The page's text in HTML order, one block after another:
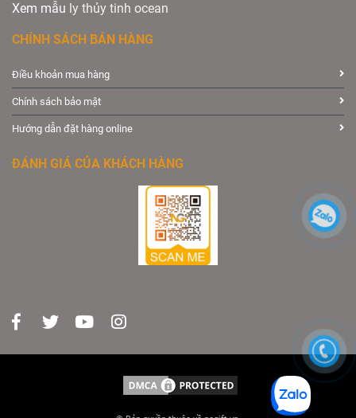
Xem mẫu ly thủy tinh ocean
CHÍNH SÁCH BÁN HÀNG
Điều khoản mua hàng
Chính sách bảo mật
Hướng dẫn đặt hàng online
ĐÁNH GIÁ CỦA KHÁCH HÀNG